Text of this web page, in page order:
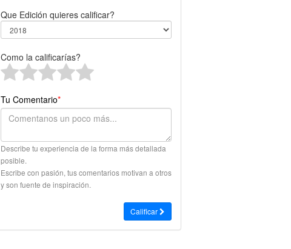
Que Edición quieres calificar?
Como la calificarías?
Tu Comentario*
Describe tu experiencia de la forma más detallada
posible.
Escribe con pasión, tus comentarios motivan a otros
y son fuente de inspiración.
Calificar